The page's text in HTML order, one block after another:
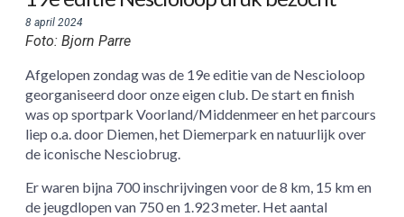
8 april 2024
Foto: Bjorn Parre
Afgelopen zondag was de 19e editie van de Nescioloop
georganiseerd door onze eigen club. De start en finish
was op sportpark Voorland/Middenmeer en het parcours
liep o.a. door Diemen, het Diemerpark en natuurlijk over
de iconische Nesciobrug.
Er waren bijna 700 inschrijvingen voor de 8 km, 15 km en
de jeugdlopen van 750 en 1.923 meter. Het aantal